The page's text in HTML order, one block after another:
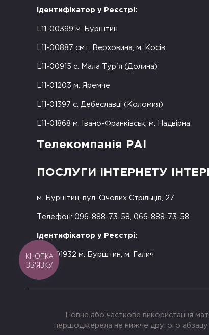
Ідентифікатор у Реєстрі:
L11-00399 м. Бурштин
L11-00887 смт. Верховина, м. Косів
L11-00915 с. Мала Тур'я (Долина)
L11-01203 м. Яремче
L11-01397 с. Дебеславці (Коломия)
L11-01868 м. Івано-Франківськ, м. Надвірна
Телекомпанія РАІ
ПОСЛУГИ ІНТЕРНЕТУ
м. Бурштин, вул. Січових Стрільців, 27
Телефон: 096-888-73-58, 066-888-73-58
Ідентифікатор у Реєстрі:
R50-01932 м. Бурштин, м. Галич
Повне або часткове використання
першоджерела не нижче другого абзацу
КНОПКА
ЗВ'ЯЗКУ